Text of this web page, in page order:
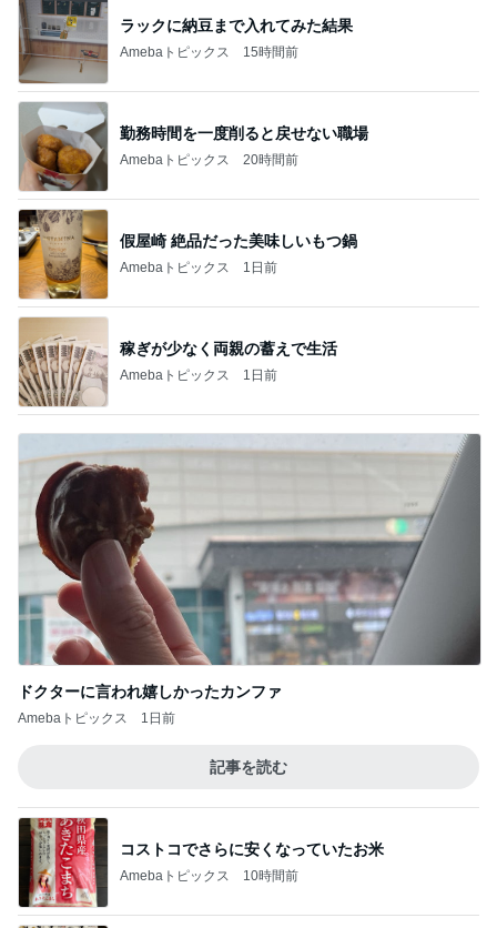
ラックに納豆まで入れてみた結果
Amebaトピックス 15時間前
勤務時間を一度削ると戻せない職場
Amebaトピックス 20時間前
假屋崎 絶品だった美味しいもつ鍋
Amebaトピックス 1日前
稼ぎが少なく両親の蓄えで生活
Amebaトピックス 1日前
ドクターに言われ嬉しかったカンファ
Amebaトピックス 1日前
記事を読む
コストコでさらに安くなっていたお米
Amebaトピックス 10時間前